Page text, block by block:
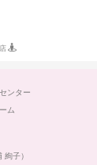
ンター
ム
絢子）